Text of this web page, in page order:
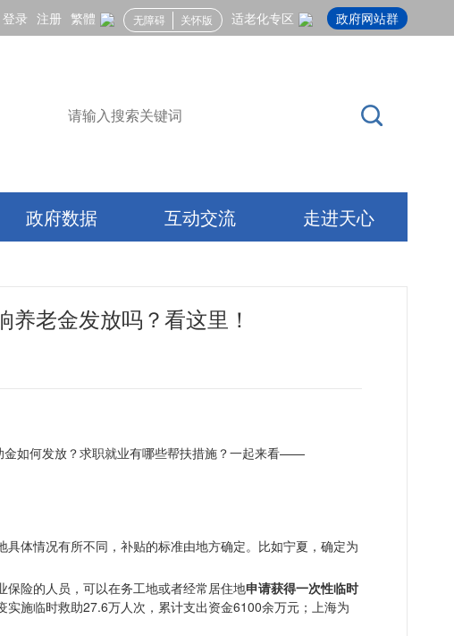
登录 注册 繁體 无障碍 关怀版 适老化专区 政府网站群
政府数据 互动交流 走进天心
老金发放吗？看这里！
金如何发放？求职就业有哪些帮扶措施？一起来看——
体情况有所不同，补贴的标准由地方确定。比如宁夏，确定为
险的人员，可以在务工地或者经常居住地申请获得一次性临时
施临时救助27.6万人次，累计支出资金6100余万元；上海为